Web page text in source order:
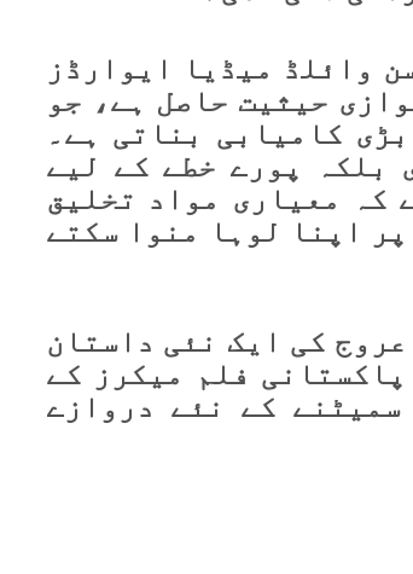
وائلڈ میڈیا ایوارڈز
حیثیت حاصل ہے، جو
کامیابی بناتی ہے۔
بلکہ پورے خطے کے لیے
کہ معیاری مواد تخلیق
اپنا لوہا منوا سکتے
کی ایک نئی داستان
فلم میکرز کے
سمیٹنے کے نئے دروازے